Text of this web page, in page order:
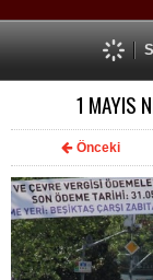
1 MAYIS
Önceki